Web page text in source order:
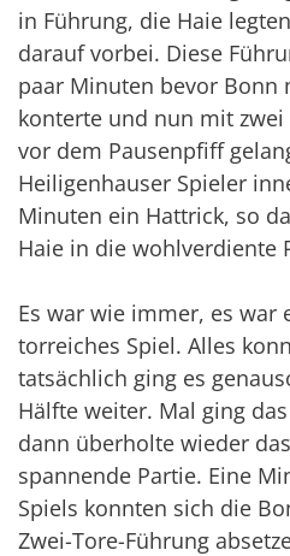
in Führung, die Haie
darauf vorbei. Diese
paar Minuten bevor Bonn
konterte und nun mit zwei
vor dem Pausenpfiff
Heiligenhauser Spieler
Minuten ein Hattrick, so
Haie in die wohlverdiente
Es war wie immer, es war
torreiches Spiel. Alles
tatsächlich ging es
Hälfte weiter. Mal ging
dann überholte wieder
spannende Partie. Eine
Spiels konnten sich die
Zwei-Tore-Führung